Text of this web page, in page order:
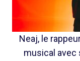
Neaj, le
musical avec